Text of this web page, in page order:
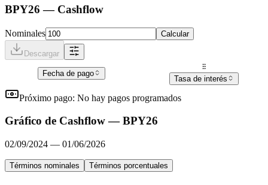
BPY26 — Cashflow
Nominales Calcular
Descargar
Fecha de pago
Tasa de interés
Próximo pago: No hay pagos programados
Gráfico de Cashflow —BPY26
02/09/2024 — 01/06/2026
Términos nominales Términos porcentuales